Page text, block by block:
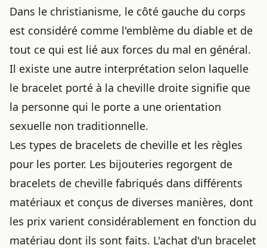
Dans le christianisme, le côté gauche du corps
est considéré comme l'emblème du diable et de
tout ce qui est lié aux forces du mal en général.
Il existe une autre interprétation selon laquelle
le bracelet porté à la cheville droite signifie que
la personne qui le porte a une orientation
sexuelle non traditionnelle.
Les types de bracelets de cheville et les règles
pour les porter. Les bijouteries regorgent de
bracelets de cheville fabriqués dans différents
matériaux et conçus de diverses manières, dont
les prix varient considérablement en fonction du
matériau dont ils sont faits. L'achat d'un bracelet